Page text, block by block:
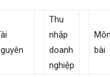
Thu
nhập
doanh
nghiệp
bài